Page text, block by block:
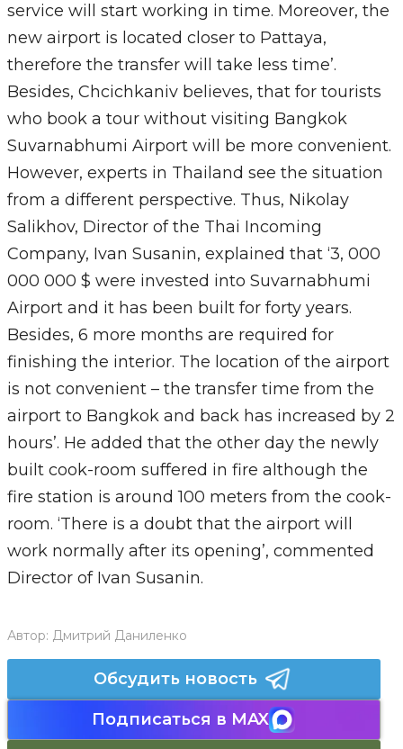
service will start working in time. Moreover, the
new airport is located closer to Pattaya,
therefore the transfer will take less time’.
Besides, Chcichkaniv believes, that for tourists
who book a tour without visiting Bangkok
Suvarnabhumi Airport will be more convenient.
However, experts in Thailand see the situation
from a different perspective. Thus, Nikolay
Salikhov, Director of the Thai Incoming
Company, Ivan Susanin, explained that ‘3, 000
000 000 $ were invested into Suvarnabhumi
Airport and it has been built for forty years.
Besides, 6 more months are required for
finishing the interior. The location of the airport
is not convenient – the transfer time from the
airport to Bangkok and back has increased by 2
hours’. He added that the other day the newly
built cook-room suffered in fire although the
fire station is around 100 meters from the cook-
room. ‘There is a doubt that the airport will
work normally after its opening’, commented
Director of Ivan Susanin.
Автор: Дмитрий Даниленко
Обсудить новость
Подписаться в MAX